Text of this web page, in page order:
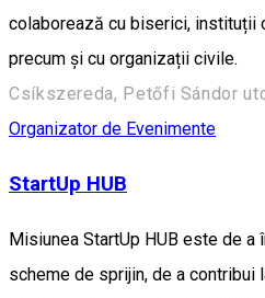
colaborează cu biserici, instituții
precum și cu organizații civile.
Csíkszereda, Petőfi Sándor
Organizator de Evenimente
StartUp HUB
Misiunea StartUp HUB este de a
scheme de sprijin, de a contribui